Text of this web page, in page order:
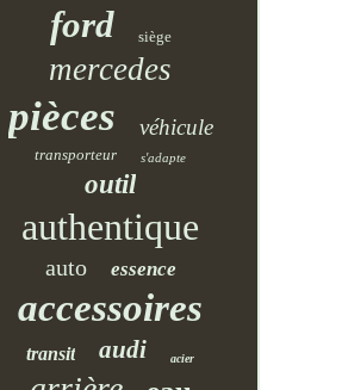
ford siège
mercedes
pièces véhicule
transporteur s'adapte
outil
authentique
auto essence
accessoires
transit audi acier